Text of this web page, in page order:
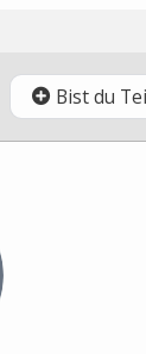
Bist du